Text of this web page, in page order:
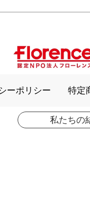
ーポリシー 特定
私たちの